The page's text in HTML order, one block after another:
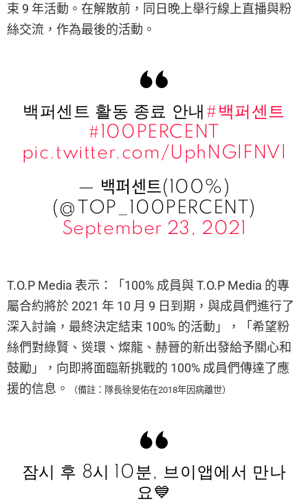
束 9 年活動。在解散前，同日晚上舉行線上直播與粉
絲交流，作為最後的活動。
백퍼센트 활동 종료 안내 #백퍼센트
#100PERCENT
pic.twitter.com/UphNGlFNVl
— 백퍼센트(100%)
(@TOP_100PERCENT)
September 23, 2021
T.O.P Media 表示：「100% 成員與 T.O.P Media 的專
屬合約將於 2021 年 10 月 9 日到期，與成員們進行了
深入討論，最終決定結束 100% 的活動」，「希望粉
絲們對綠賢、熧環、燦龍、赫晉的新出發給予關心和
鼓勵」，向即將面臨新挑戰的 100% 成員們傳達了應
援的信息。
（備註：隊長徐旻佑在2018年因病離世）
잠시 후 8시 10분, 브이앱에서 만나
요💙